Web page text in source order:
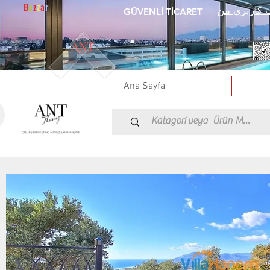
Bazzar GÜVENLİ TİCARET کاربری من
Ana Sayfa